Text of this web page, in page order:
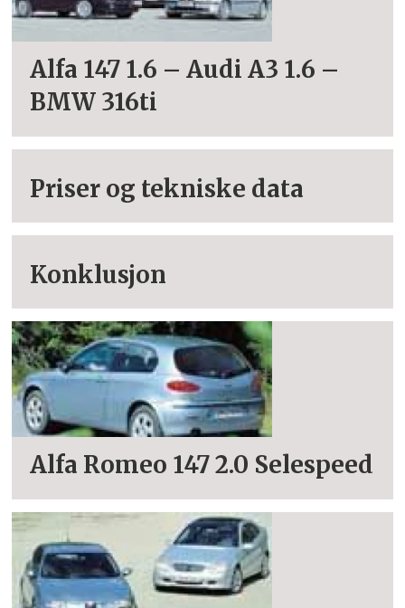
Alfa 147 1.6 – Audi A3 1.6 –
BMW 316ti
Priser og tekniske data
Konklusjon
Alfa Romeo 147 2.0 Selespeed